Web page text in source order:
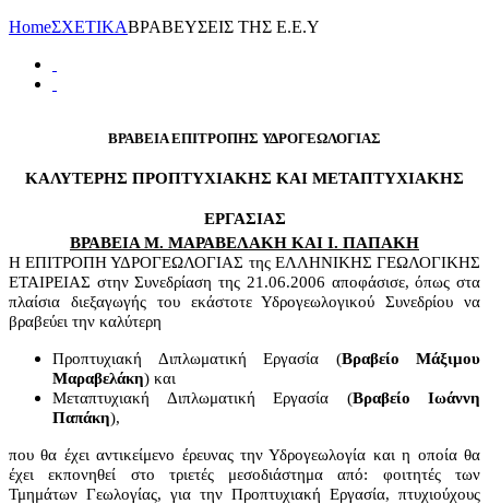
HomeΣΧΕΤΙΚΑΒΡΑΒΕΥΣΕΙΣ ΤΗΣ Ε.Ε.Υ
ΒΡΑΒΕΙA ΕΠΙΤΡΟΠΗΣ ΥΔΡΟΓΕΩΛΟΓΙΑΣ
ΚΑΛΥΤΕΡΗΣ ΠΡΟΠΤΥΧΙΑΚΗΣ ΚΑΙ ΜΕΤΑΠΤΥΧΙΑΚΗΣ
ΕΡΓΑΣΙΑΣ
ΒΡΑΒΕΙΑ Μ. ΜΑΡΑΒΕΛΑΚΗ ΚΑΙ Ι. ΠΑΠΑΚΗ
Η ΕΠΙΤΡΟΠΗ ΥΔΡΟΓΕΩΛΟΓΙΑΣ της ΕΛΛΗΝΙΚΗΣ ΓΕΩΛΟΓΙΚΗΣ
ΕΤΑΙΡΕΙΑΣ στην Συνεδρίαση της 21.06.2006 αποφάσισε, όπως στα
πλαίσια διεξαγωγής του εκάστοτε Υδρογεωλογικού Συνεδρίου να
βραβεύει την καλύτερη
Προπτυχιακή Διπλωματική Εργασία (Βραβείο Μάξιμου
Μαραβελάκη) και
Μεταπτυχιακή Διπλωματική Εργασία (Βραβείο Ιωάννη
Παπάκη),
που θα έχει αντικείμενο έρευνας την Υδρογεωλογία και η οποία θα
έχει εκπονηθεί στο τριετές μεσοδιάστημα από: φοιτητές των
Τμημάτων Γεωλογίας, για την Προπτυχιακή Εργασία, πτυχιούχους